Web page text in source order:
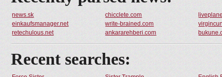
news.sk chicclete.com
einkaufsmanager.net
write-brained.com
retechulous.net
ankararehberi.com
Recent searches: